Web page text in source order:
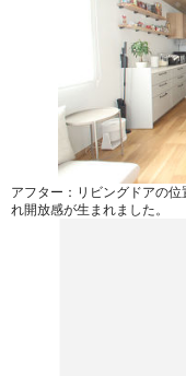
アフター：リビングドアの
れ開放感が生まれました。